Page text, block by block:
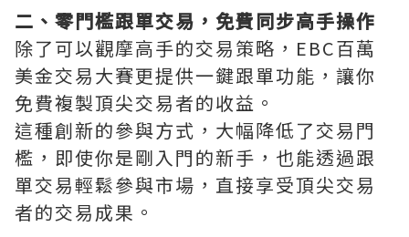
二、零門檻跟單交易，免費同步高手操作
除了可以觀摩高手的交易策略，EBC百萬
美金交易大賽更提供一鍵跟單功能，讓你
免費複製頂尖交易者的收益。
這種創新的參與方式，大幅降低了交易門
檻，即使你是剛入門的新手，也能透過跟
單交易輕鬆參與市場，直接享受頂尖交易
者的交易成果。